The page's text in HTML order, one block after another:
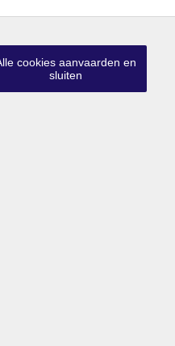
bemiddelaar in België
cookies aanvaarden en
sluiten